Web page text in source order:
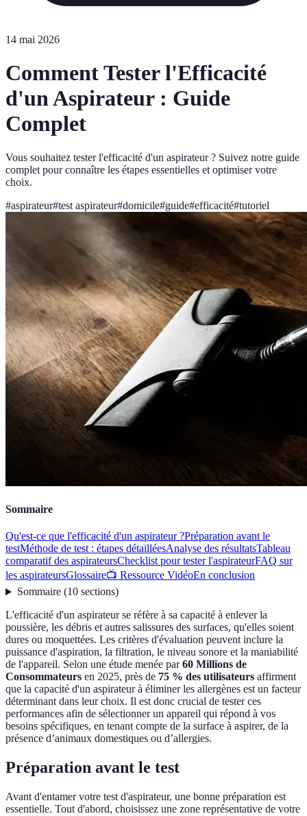
14 mai 2026
Comment Tester l'Efficacité
d'un Aspirateur : Guide
Complet
Vous souhaitez tester l'efficacité d'un aspirateur ? Suivez notre guide
complet pour connaître les étapes essentielles et optimiser votre
choix.
#aspirateur#test aspirateur#domicile#guide#efficacité#tutoriel
Sommaire
Qu'est-ce que l'efficacité d'un aspirateur ?Préparation avant le
testMéthode de test : étapes détailléesAnalyse des résultatsTableau
comparatif des aspirateursChecklist pour tester l'aspirateurFAQ sur
les aspirateursGlossaire📺 Ressource VidéoEn conclusion
Sommaire(10 sections)
L'efficacité d'un aspirateur se réfère à sa capacité à enlever la
poussière, les débris et autres salissures des surfaces, qu'elles soient
dures ou moquettées. Les critères d'évaluation peuvent inclure la
puissance d'aspiration, la filtration, le niveau sonore et la maniabilité
de l'appareil. Selon une étude menée par60 Millions de
Consommateurs en 2025, près de 75 % des utilisateurs affirment
que la capacité d'un aspirateur à éliminer les allergènes est un facteur
déterminant dans leur choix. Il est donc crucial de tester ces
performances afin de sélectionner un appareil qui répond à vos
besoins spécifiques, en tenant compte de la surface à aspirer, de la
présence d’animaux domestiques ou d’allergies.
Préparation avant le test
Avant d'entamer votre test d'aspirateur, une bonne préparation est
essentielle. Tout d'abord, choisissez une zone représentative de votre